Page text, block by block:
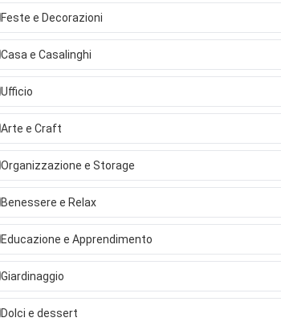
Feste e Decorazioni
Casa e Casalinghi
Ufficio
Arte e Craft
Organizzazione e Storage
Benessere e Relax
Educazione e Apprendimento
Giardinaggio
Dolci e dessert